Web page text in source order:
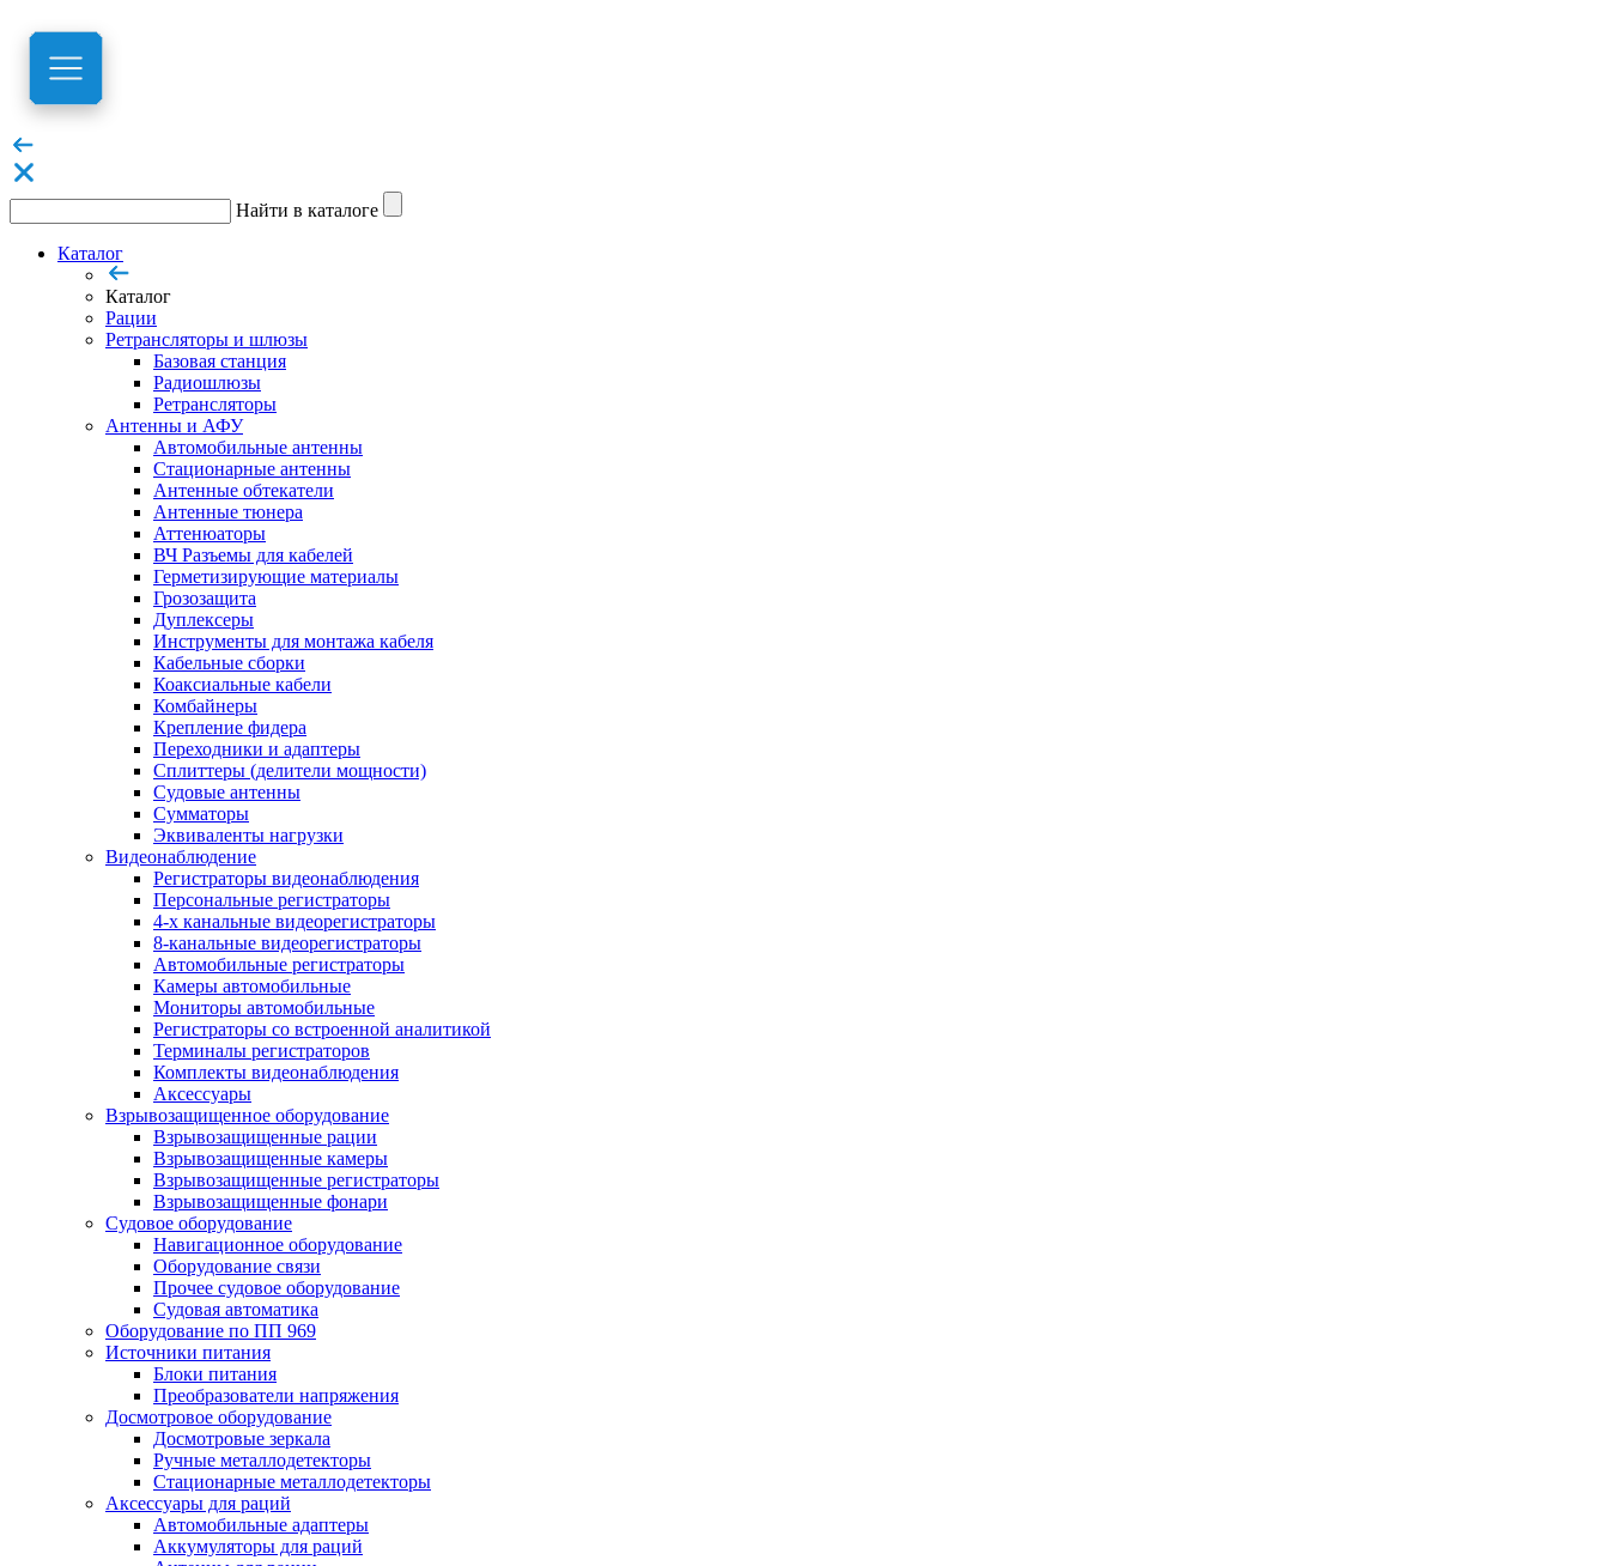
Найти в каталоге
Каталог
Каталог
Рации
Ретрансляторы и шлюзы
Базовая станция
Радиошлюзы
Ретрансляторы
Антенны и АФУ
Автомобильные антенны
Стационарные антенны
Антенные обтекатели
Антенные тюнера
Аттенюаторы
ВЧ Разъемы для кабелей
Герметизирующие материалы
Грозозащита
Дуплексеры
Инструменты для монтажа кабеля
Кабельные сборки
Коаксиальные кабели
Комбайнеры
Крепление фидера
Переходники и адаптеры
Сплиттеры (делители мощности)
Судовые антенны
Сумматоры
Эквиваленты нагрузки
Видеонаблюдение
Регистраторы видеонаблюдения
Персональные регистраторы
4-х канальные видеорегистраторы
8-канальные видеорегистраторы
Автомобильные регистраторы
Камеры автомобильные
Мониторы автомобильные
Регистраторы со встроенной аналитикой
Терминалы регистраторов
Комплекты видеонаблюдения
Аксессуары
Взрывозащищенное оборудование
Взрывозащищенные рации
Взрывозащищенные камеры
Взрывозащищенные регистраторы
Взрывозащищенные фонари
Судовое оборудование
Навигационное оборудование
Оборудование связи
Прочее судовое оборудование
Судовая автоматика
Оборудование по ПП 969
Источники питания
Блоки питания
Преобразователи напряжения
Досмотровое оборудование
Досмотровые зеркала
Ручные металлодетекторы
Стационарные металлодетекторы
Аксессуары для раций
Автомобильные адаптеры
Аккумуляторы для раций